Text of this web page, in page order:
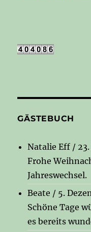
GÄSTEBUCH
Natalie Eff /
Frohe
Jahreswechsel.
Beate / 5.
Schöne Tage
es bereits